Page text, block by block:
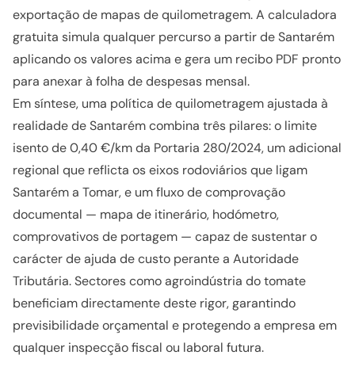
exportação de mapas de quilometragem. A calculadora
gratuita simula qualquer percurso a partir de Santarém
aplicando os valores acima e gera um recibo PDF pronto
para anexar à folha de despesas mensal.
Em síntese, uma política de quilometragem ajustada à
realidade de Santarém combina três pilares: o limite
isento de 0,40 €/km da Portaria 280/2024, um adicional
regional que reflicta os eixos rodoviários que ligam
Santarém a Tomar, e um fluxo de comprovação
documental — mapa de itinerário, hodómetro,
comprovativos de portagem — capaz de sustentar o
carácter de ajuda de custo perante a Autoridade
Tributária. Sectores como agroindústria do tomate
beneficiam directamente deste rigor, garantindo
previsibilidade orçamental e protegendo a empresa em
qualquer inspecção fiscal ou laboral futura.